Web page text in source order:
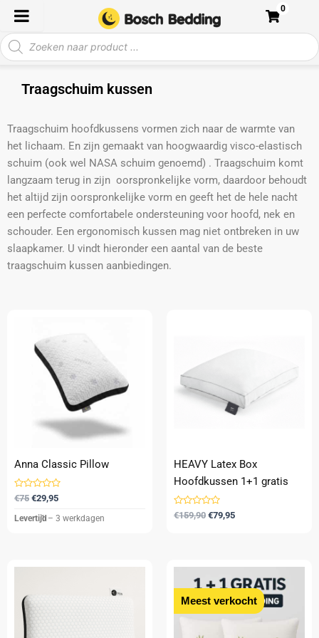
naar
de
inhoud
Producten
zoeken
0
Traagschuim kussen
Traagschuim hoofdkussens vormen zich naar de warmte van
het lichaam. En zijn gemaakt van hoogwaardig visco-elastisch
schuim (ook wel NASA schuim genoemd) . Traagschuim komt
langzaam terug in zijn oorspronkelijke vorm, daardoor behoudt
het altijd zijn oorspronkelijke vorm en geeft het de hele nacht
een perfecte comfortabele ondersteuning voor hoofd, nek en
schouder. Een ergonomisch kussen mag niet ontbreken in uw
slaapkamer. U vindt hieronder een aantal van de beste
traagschuim kussen aanbiedingen.
Anna Classic Pillow
Gewaardeerd
0
5
€75
was:
€75.
€29,95
is:
Levertijd1 – 3 werkdagen
HEAVY Latex Box
Hoofdkussen 1+1 gratis
Gewaardeerd
0
€159,90 €79,95
Oorspronkelijke
Huidige
Oorspronkelijke
was:
€79,95.
Huidige
prijs
is:
€39.